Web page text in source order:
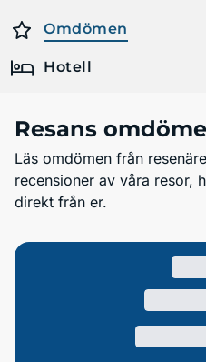
Omdömen
Hotell
Resans
Läs omdömen från
recensioner av våra resor,
direkt från er.